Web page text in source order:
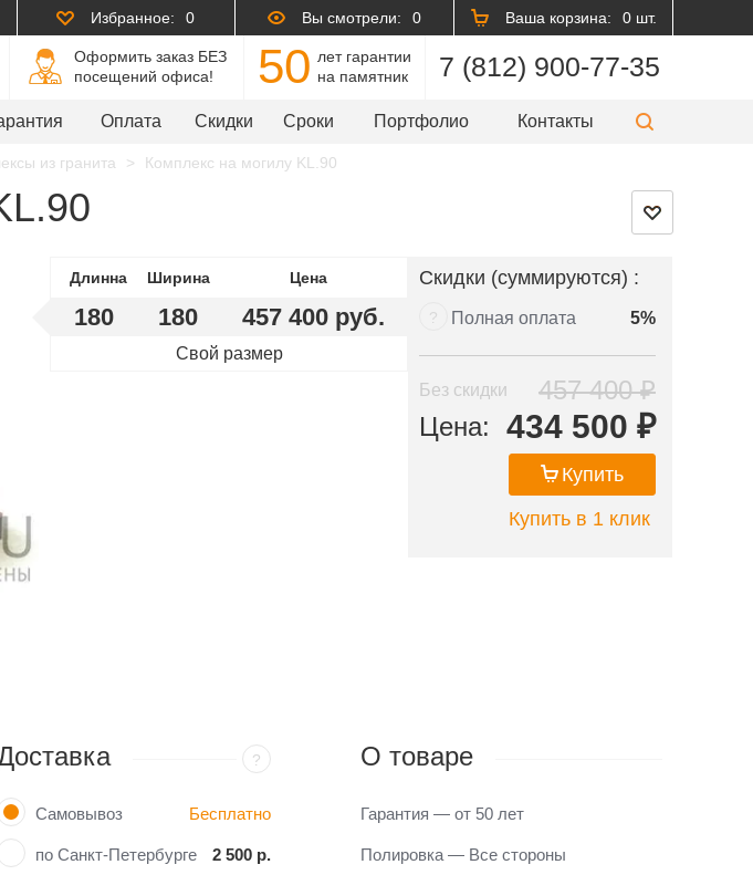
Избранное: 0 Вы смотрели: 0 Ваша корзина: 0 шт.
Оформить заказ БЕЗ
посещений офиса!
50 лет гарантии
на памятник
7 (812) 900-77-35
Оплата Скидки Сроки Портфолио Контакты
из гранита Комплекс на могилу KL.90
Длинна Ширина Цена
180 180 457 400 руб.
Свой размер
Скидки (суммируются) :
? 5%
Полная оплата
457 400 ₽
Без скидки
434 500 ₽
Цена:
Купить
Купить в 1 клик
?
Бесплатно
Самовывоз
2 500 р.
по Санкт-Петербурге
О товаре
Гарантия — от 50 лет
Полировка — Все стороны